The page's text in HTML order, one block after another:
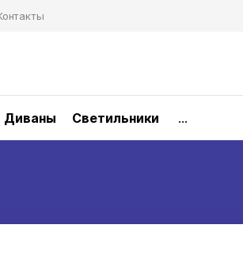
Диваны Светильники ...